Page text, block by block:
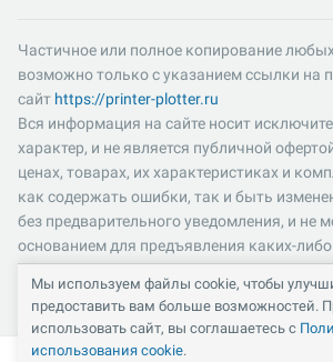
Частичное или полное копирование
возможно только с указанием ссылки на
сайт https://printer-plotter.ru
Вся информация на сайте носит
характер, и не является публичной
ценах, товарах, их характеристиках и
как содержать ошибки, так и быть
без предварительного уведомления, и не
основанием для предъявления каких-либо
Пожалуйста, уточняйте существенные для
и компоненты комплектации товаров.
российских рублях и включают в себя
Мы используем файлы cookie, чтобы
предоставить вам больше возможностей.
использовать сайт, вы соглашаетесь с
использования cookie.